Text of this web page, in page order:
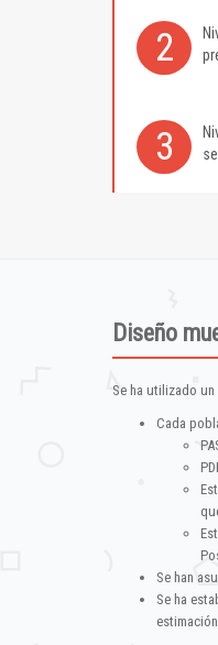
2
3
Diseño
Se ha utilizado
Cada
Se han
Se ha